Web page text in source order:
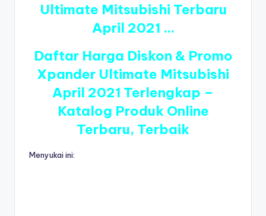
Ultimate Mitsubishi Terbaru
April 2021 …
Daftar Harga Diskon & Promo
Xpander Ultimate Mitsubishi
April 2021 Terlengkap –
Katalog Produk Online
Terbaru, Terbaik
Menyukai ini: